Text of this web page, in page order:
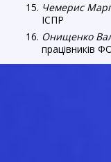
Чемерис
ІСПР
Онищенко
працівників